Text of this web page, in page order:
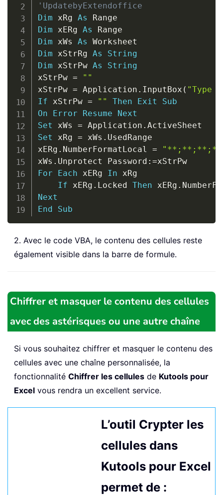
'UpdatebyExtendoffice
Dim xRg As
Dim xERg As
Dim xWs As
Dim xStrRg As
String
Dim xStrPw As
String
xStrPw =
""
xStrPw = Application . InputBox ( "Type
If xStrPw = "" Then Exit
Sub
On
Error Resume
Next
Set xWs = Application .
Set xRg = xWs . UsedRange
xERg . NumberFormatLocal =
xWs . Unprotect Password : =
xStrPw
For
Each xERg In xRg
If xERg . Locked Then xERg .
Next
End
Sub
2. Avec le code VBA, le contenu des cellules reste
également visible dans la barre de formule.
Chiffrer et masquer le contenu des cellules
avec des astérisques ou une autre chaîne
Si vous souhaitez chiffrer et masquer le contenu des
cellules avec une chaîne personnalisée, la
fonctionnalité Chiffrer les cellules de Kutools pour
Excel vous rendra un excellent service.
L’outil Crypter les
cellules dans
Kutools pour Excel
permet de :